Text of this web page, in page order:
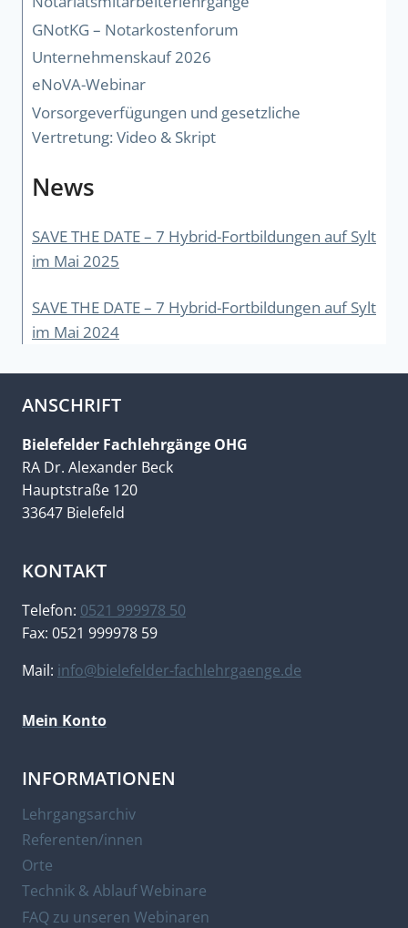
GNotKG – Notarkostenforum
Unternehmenskauf 2026
eNoVA-Webinar
Vorsorgeverfügungen und gesetzliche
Vertretung: Video & Skript
News
SAVE THE DATE – 7 Hybrid-Fortbildungen auf Sylt
im Mai 2025
SAVE THE DATE – 7 Hybrid-Fortbildungen auf Sylt
im Mai 2024
ANSCHRIFT
Bielefelder Fachlehrgänge OHG
RA Dr. Alexander Beck
Hauptstraße 120
33647 Bielefeld
KONTAKT
Telefon: 0521 999978 50
Fax: 0521 999978 59
Mail: info@bielefelder-fachlehrgaenge.de
Mein Konto
INFORMATIONEN
Lehrgangsarchiv
Referenten/innen
Orte
Technik & Ablauf Webinare
FAQ zu unseren Webinaren